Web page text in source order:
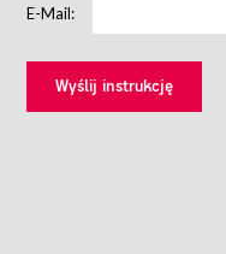
E-Mail: